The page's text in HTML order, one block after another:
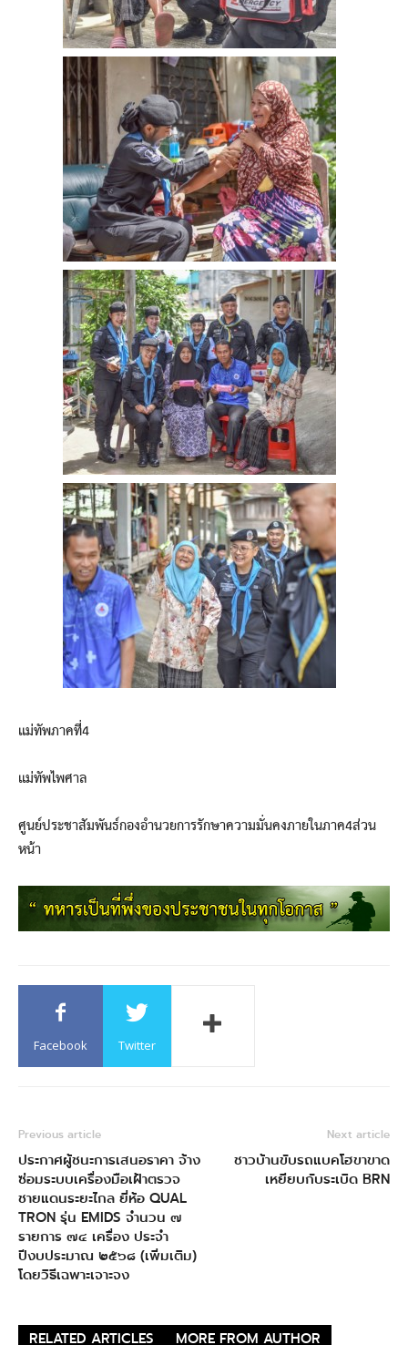
แม่ทัพภาคที่4
แม่ทัพไพศาล
ศูนย์ประชาสัมพันธ์กองอำนวยการรักษาความมั่นคงภายในภาค4ส่วน
หน้า
Facebook Twitter
Previous article
ประกาศผู้ชนะการเสนอราคา จ้าง
ซ่อมระบบเครื่องมือเฝ้าตรวจ
ชายแดนระยะไกล ยี่ห้อ QUAL
TRON รุ่น EMIDS จํานวน ๗
รายการ ๗๔ เครื่อง ประจํา
ปีงบประมาณ ๒๕๖๘ (เพิ่มเติม)
โดยวิธีเฉพาะเจาะจง
Next article
ชาวบ้านขับรถแบคโฮขาขาด
เหยียบกับระเบิด BRN
RELATED ARTICLES MORE FROM AUTHOR